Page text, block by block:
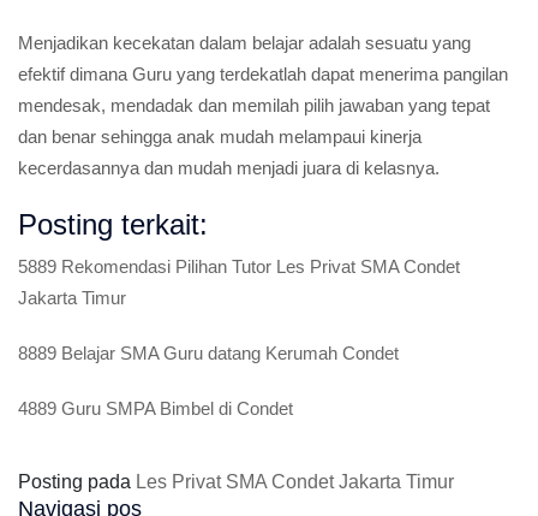
Menjadikan kecekatan dalam belajar adalah sesuatu yang
efektif dimana Guru yang terdekatlah dapat menerima pangilan
mendesak, mendadak dan memilah pilih jawaban yang tepat
dan benar sehingga anak mudah melampaui kinerja
kecerdasannya dan mudah menjadi juara di kelasnya.
Posting terkait:
5889 Rekomendasi Pilihan Tutor Les Privat SMA Condet
Jakarta Timur
8889 Belajar SMA Guru datang Kerumah Condet
4889 Guru SMPA Bimbel di Condet
Posting pada Les Privat SMA Condet Jakarta Timur
Navigasi pos